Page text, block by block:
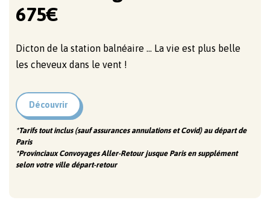
675€
Dicton de la station balnéaire ... La vie est plus belle
les cheveux dans le vent !
Découvrir
*Tarifs tout inclus (sauf assurances annulations et Covid) au départ de
Paris
*Provinciaux Convoyages Aller-Retour jusque Paris en supplément
selon votre ville départ-retour